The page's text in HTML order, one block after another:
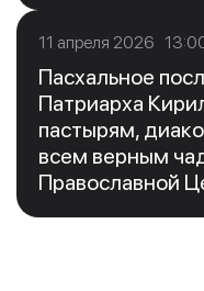
11 апреля 2026
Пасхальное
Патриарха
пастырям,
всем верным
Православной